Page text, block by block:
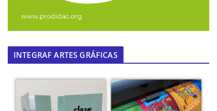
INTEGRAF ARTES GRÁFICAS